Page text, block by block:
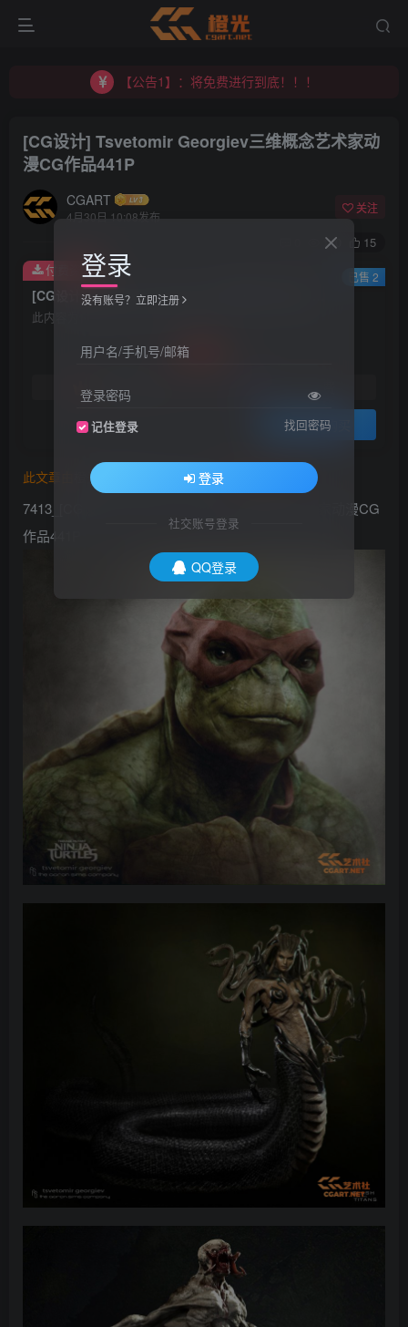
【公告2】：CGART 橙光艺术网 交流群
【公告2】：CGART 橙光艺术网 交流群
[CG设计] Tsvetomir Georgiev三维概念艺术家动
漫CG作品441P
CGART
4月30日 10:08发布
关注
140 15
此内容为付费资源，请付费后查看
30
黄金会员
免费
登录购买
付费资源 已售 2
此文章由 橙光艺术网(www.cgart.net)
7413_[CG设计] Tsvetomir Georgiev三维概念艺术家动漫CG
作品441P
登录
没有账号？立即注册
用户名/手机号/邮箱
登录密码
记住登录 找回密码
登录
社交账号登录
QQ登录